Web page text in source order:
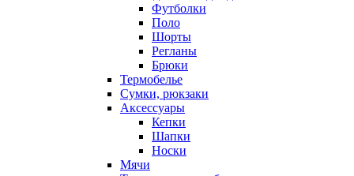
Футболки
Поло
Шорты
Регланы
Брюки
Термобелье
Сумки, рюкзаки
Аксессуары
Кепки
Шапки
Носки
Мячи